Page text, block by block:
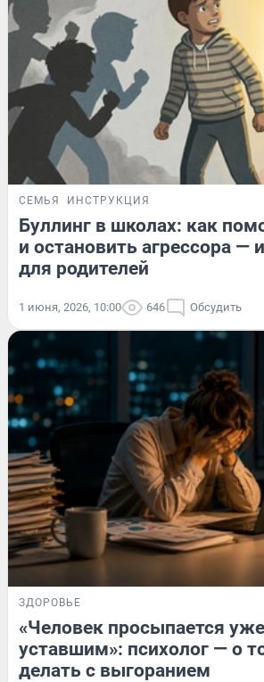
СЕМЬЯ ИНСТРУКЦИЯ
Буллинг в школах: как
и остановить агрессора —
для родителей
1 июня, 2026, 10:00 646 Обсудить
ЗДОРОВЬЕ
«Человек просыпается уже
уставшим»: психолог — о
делать с выгоранием